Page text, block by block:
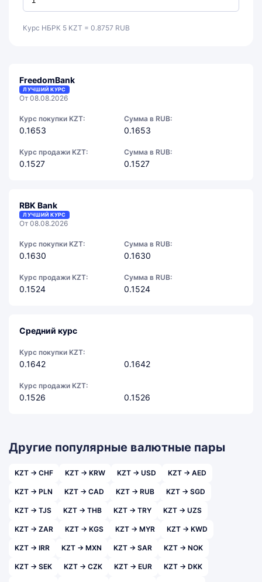
Курс НБРК 5 KZT = 0.8757 RUB
FreedomBank
ЛУЧШИЙ КУРС
От 08.08.2026
Курс покупки KZT:
0.1653
Сумма в RUB:
0.1653
Курс продажи KZT:
0.1527
Сумма в RUB:
0.1527
RBK Bank
ЛУЧШИЙ КУРС
От 08.08.2026
Курс покупки KZT:
0.1630
Сумма в RUB:
0.1630
Курс продажи KZT:
0.1524
Сумма в RUB:
0.1524
Средний курс
Курс покупки KZT:
0.1642 0.1642
Курс продажи KZT:
0.1526 0.1526
Другие популярные валютные пары
KZT → CHF KZT → KRW KZT → USD KZT → AED
KZT → PLN KZT → CAD KZT → RUB KZT → SGD
KZT → TJS KZT → THB KZT → TRY KZT → UZS
KZT → ZAR KZT → KGS KZT → MYR KZT → KWD
KZT → IRR KZT → MXN KZT → SAR KZT → NOK
KZT → SEK KZT → CZK KZT → EUR KZT → DKK